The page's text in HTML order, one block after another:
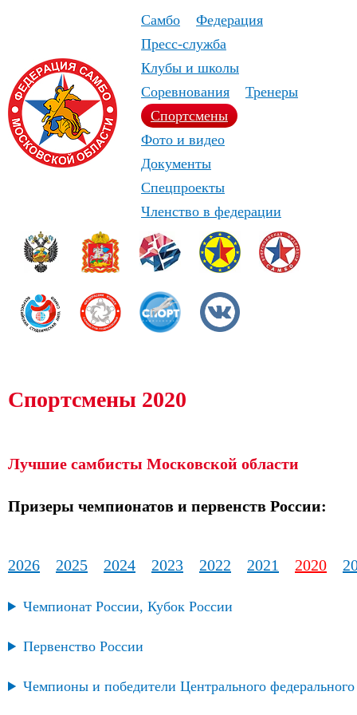
Самбо
Федерация
Пресс-служба
Клубы и школы
Соревнования
Тренеры
Спортсмены
Фото и видео
Документы
Спецпроекты
Членство в федерации
Спортсмены 2020
Лучшие самбисты Московской области
Призеры чемпионатов и первенств России:
2026 2025 2024 2023 2022 2021 2020
Чемпионат России, Кубок России
Первенство России
Чемпионы и победители Центрального